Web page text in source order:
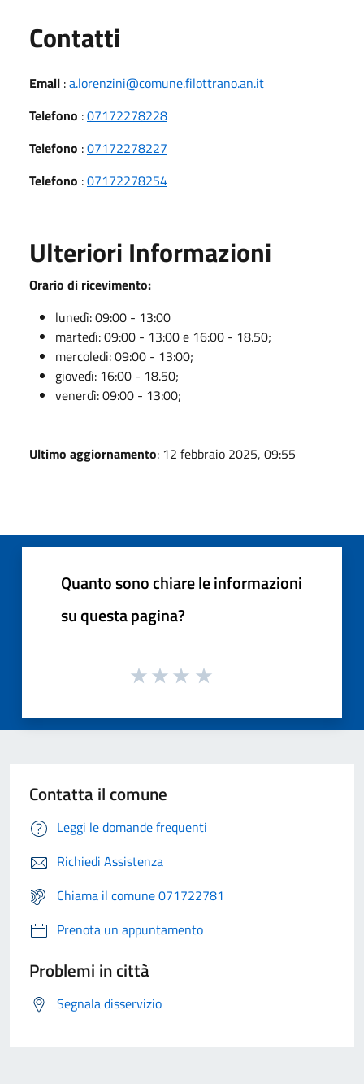
Contatti
Email :a.lorenzini@comune.filottrano.an.it
Telefono :07172278228
Telefono :07172278227
Telefono :07172278254
Ulteriori Informazioni
Orario di ricevimento:
lunedì: 09:00 - 13:00
martedì: 09:00 - 13:00 e 16:00 - 18.50;
mercoledi: 09:00 - 13:00;
giovedì: 16:00 - 18.50;
venerdì: 09:00 - 13:00;
Ultimo aggiornamento: 12 febbraio 2025, 09:55
Quanto sono chiare le informazioni
su questa pagina?
Contatta il comune
Leggi le domande frequenti
Richiedi Assistenza
Chiama il comune 071722781
Prenota un appuntamento
Problemi in città
Segnala disservizio